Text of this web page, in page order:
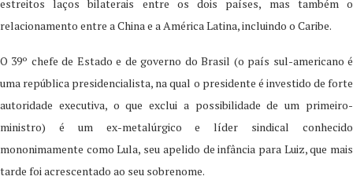
estreitos laços bilaterais entre os dois países, mas também o
relacionamento entre a China e a América Latina, incluindo o Caribe.
O 39º chefe de Estado e de governo do Brasil (o país sul-americano é
uma república presidencialista, na qual o presidente é investido de forte
autoridade executiva, o que exclui a possibilidade de um primeiro-
ministro) é um ex-metalúrgico e líder sindical conhecido
mononimamente como Lula, seu apelido de infância para Luiz, que mais
tarde foi acrescentado ao seu sobrenome.